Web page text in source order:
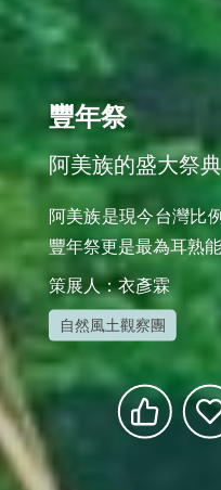
豐年祭
阿美族的盛大祭典
阿美族是現今台灣比
豐年祭更是最為耳熟
策展人：衣彥霖
自然風土觀察團